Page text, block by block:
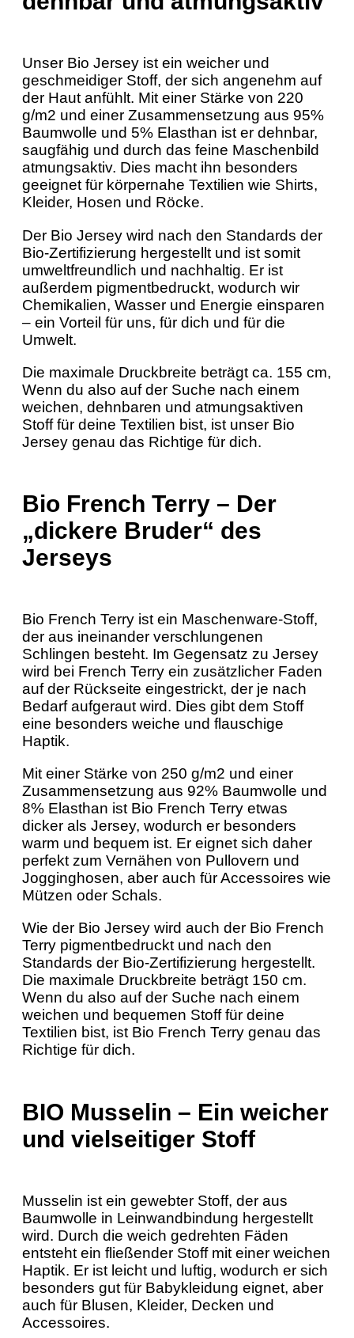
Unser Bio Jersey ist ein weicher und
geschmeidiger Stoff, der sich angenehm auf
der Haut anfühlt. Mit einer Stärke von 220
g/m2 und einer Zusammensetzung aus 95%
Baumwolle und 5% Elasthan ist er dehnbar,
saugfähig und durch das feine Maschenbild
atmungsaktiv. Dies macht ihn besonders
geeignet für körpernahe Textilien wie Shirts,
Kleider, Hosen und Röcke.
Der Bio Jersey wird nach den Standards der
Bio-Zertifizierung hergestellt und ist somit
umweltfreundlich und nachhaltig. Er ist
außerdem pigmentbedruckt, wodurch wir
Chemikalien, Wasser und Energie einsparen
– ein Vorteil für uns, für dich und für die
Umwelt.
Die maximale Druckbreite beträgt ca. 155 cm,
Wenn du also auf der Suche nach einem
weichen, dehnbaren und atmungsaktiven
Stoff für deine Textilien bist, ist unser Bio
Jersey genau das Richtige für dich.
Bio French Terry – Der
„dickere Bruder“ des
Jerseys
Bio French Terry ist ein Maschenware-Stoff,
der aus ineinander verschlungenen
Schlingen besteht. Im Gegensatz zu Jersey
wird bei French Terry ein zusätzlicher Faden
auf der Rückseite eingestrickt, der je nach
Bedarf aufgeraut wird. Dies gibt dem Stoff
eine besonders weiche und flauschige
Haptik.
Mit einer Stärke von 250 g/m2 und einer
Zusammensetzung aus 92% Baumwolle und
8% Elasthan ist Bio French Terry etwas
dicker als Jersey, wodurch er besonders
warm und bequem ist. Er eignet sich daher
perfekt zum Vernähen von Pullovern und
Jogginghosen, aber auch für Accessoires wie
Mützen oder Schals.
Wie der Bio Jersey wird auch der Bio French
Terry pigmentbedruckt und nach den
Standards der Bio-Zertifizierung hergestellt.
Die maximale Druckbreite beträgt 150 cm.
Wenn du also auf der Suche nach einem
weichen und bequemen Stoff für deine
Textilien bist, ist Bio French Terry genau das
Richtige für dich.
BIO Musselin – Ein weicher
und vielseitiger Stoff
Musselin ist ein gewebter Stoff, der aus
Baumwolle in Leinwandbindung hergestellt
wird. Durch die weich gedrehten Fäden
entsteht ein fließender Stoff mit einer weichen
Haptik. Er ist leicht und luftig, wodurch er sich
besonders gut für Babykleidung eignet, aber
auch für Blusen, Kleider, Decken und
Accessoires.